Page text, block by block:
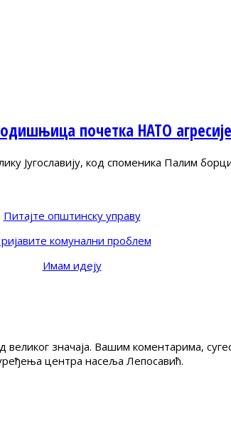
почетка НАТО агресије
Југославију, код споменика Палим
Питајте општинску управу
комунални проблем
Имам идеју
значаја. Вашим коментарима,
центра насеља Лепосавић.